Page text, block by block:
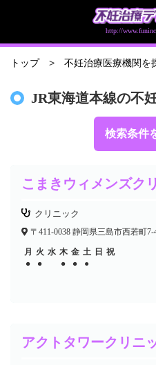
http://
トップ 不妊治療医療機関を
JR東海道本線の不
検索条件
こまきウィメンズク
クリニック
〒411-0038 静岡県三島市西若町7-
月 火 水 木 金 土 日 祝
●
● ● ●
● ● ● ● ●
アクトタワークリニ